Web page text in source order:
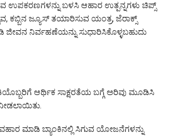
ಉಪಕರಣಗಳನ್ನು ಬಳಸಿ ಆಹಾರ ಉತ್ಪನ್ನಗಳು ಚಿಪ್ಸ್
ಕಬ್ಬಿನ ಜ್ಯೂಸ್ ತಯಾರಿಸುವ ಯಂತ್ರ, ಜೆರಾಕ್ಸ್
ನಿರ್ವಹಣೆಯನ್ನು ಸುಧಾರಿಸಿಕೊಳ್ಳಬಹುದು
ಆರ್ಥಿಕ ಸಾಕ್ಷರತೆಯ ಬಗ್ಗೆ ಅರಿವು ಮೂಡಿಸಿ
ಮಾಡಿ ಬ್ಯಾಂಕಿನಲ್ಲಿ ಸಿಗುವ ಯೋಜನೆಗಳನ್ನು